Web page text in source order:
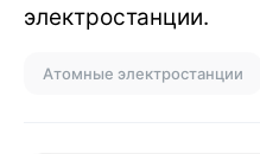
электростанции.
Атомные электростанции